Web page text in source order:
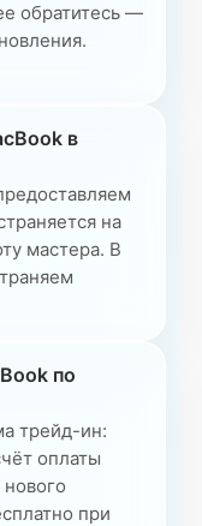
обратитесь —
в
на
мастера. В
по
трейд-ин:
оплаты
при